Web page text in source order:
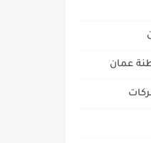
عمان